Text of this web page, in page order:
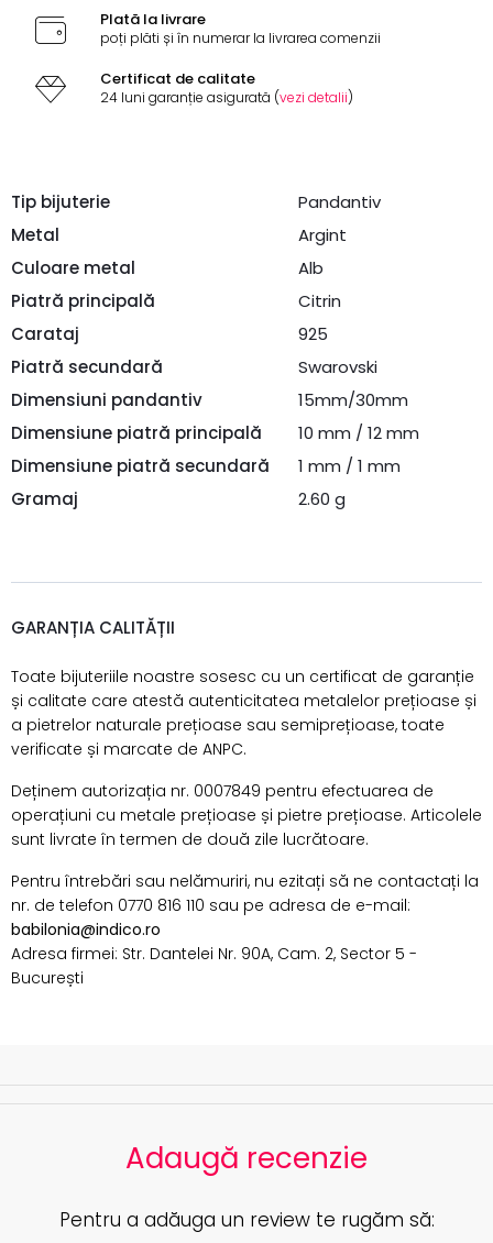
Tip bijuterie
Pandantiv
Metal
Argint
Culoare metal
Alb
Piatră principală
Citrin
Carataj
925
Piatră secundară
Swarovski
Dimensiuni pandantiv
15mm/30mm
Dimensiune piatră principală
10 mm / 12 mm
Dimensiune piatră secundară
1 mm / 1 mm
Gramaj
2.60 g
Plată la livrare
poți plăti și în numerar la livrarea comenzii
Certificat de calitate
24 luni garanție asigurată (vezi detalii)
GARANȚIA CALITĂȚII
Toate bijuteriile noastre sosesc cu un certificat de garanție
și calitate care atestă autenticitatea metalelor prețioase și
a pietrelor naturale prețioase sau semiprețioase, toate
verificate și marcate de ANPC.
Deținem autorizația nr. 0007849 pentru efectuarea de
operațiuni cu metale prețioase și pietre prețioase. Articolele
sunt livrate în termen de două zile lucrătoare.
Pentru întrebări sau nelămuriri, nu ezitați să ne contactați la
nr. de telefon 0770 816 110 sau pe adresa de e-mail:
babilonia@indico.ro
Adresa firmei: Str. Dantelei Nr. 90A, Cam. 2, Sector 5 -
București
Adaugă recenzie
Pentru a adăuga un review te rugăm să: